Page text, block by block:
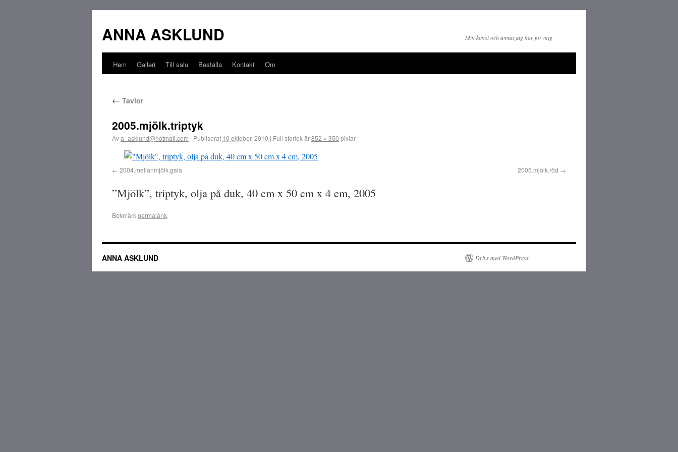
ANNA ASKLUND Min konst och annat jag har för mig
Hem Galleri Till salu Beställa Kontakt Om
← Tavlor
2005.mjölk.triptyk
Ava_asklund@hotmail.com | Publiserat 10 oktober, 2010 | Full storlek är852 × 350 pixlar
2004.mellanmjölk.gala 2005.mjölk.röd
”Mjölk”, triptyk, olja på duk, 40 cm x 50 cm x 4 cm, 2005
Bokmärkpermalänk.
ANNA ASKLUND Drivs med WordPress.